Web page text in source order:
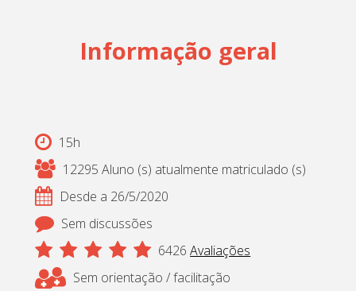
Ajuda
Informação geral
15h
12295 Aluno (s) atualmente matriculado (s)
Desde a 26/5/2020
Sem discussões
6426 Avaliações
Sem orientação / facilitação